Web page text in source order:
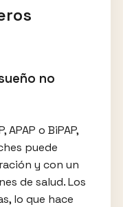
no
o BiPAP,
puede
y con un
de salud. Los
lo que hace